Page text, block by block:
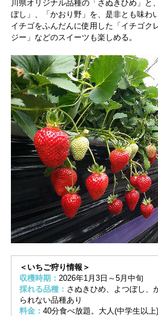
川県オリジナル品種の「さぬきひめ」と
ぼし」、「かおり野」を、是非とも味わ
イチゴをふんだんに使用した「イチゴク
ジー」などのスイーツも楽しめる。
＜いちご狩り情報＞
収穫時期： 2026年1月3日～5月中旬
採れる品種： さぬきひめ、よつぼし
られない品種あり
料金： 40分食べ放題。大人(中学生以